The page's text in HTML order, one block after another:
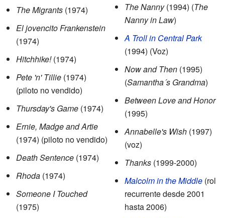
The Migrants (1974)
El jovencito Frankenstein
(1974)
Hitchhike!(1974)
Pete 'n' Tillie (1974)
(piloto no vendido)
Thursday's Game (1974)
Ernie, Madge and Artie
(1974) (piloto no vendido)
Death Sentence (1974)
Rhoda (1974)
Someone I Touched
(1975)
The Nanny(1994) (The
Nanny in Law)
A Troll in Central Park
(1994) (Voz)
Now and Then (1995)
(Samantha´s Grandma)
Between Love and Honor
(1995)
Annabelle's Wish (1997)
(voz)
Thanks (1999-2000)
Malcolm in the Middle (rol
recurrente desde 2001
hasta 2006)